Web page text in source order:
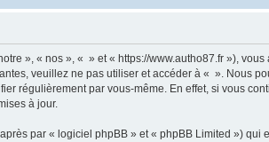
», « nos », « » et « https://www.autho87.fr »),
veuillez ne pas utiliser et accéder à « ». Nous
régulièrement par vous-même. En effet, si vous
à jour.
par « logiciel phpBB » et « phpBB Limited »)